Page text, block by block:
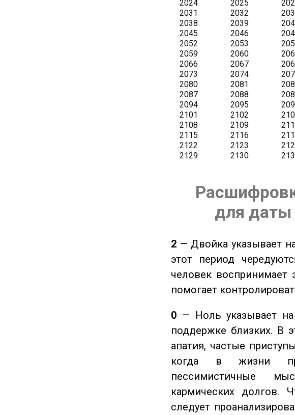
для
2 — Двойка указывает
этот период
человек воспринимает
помогает
0 — Ноль указывает
поддержке близких. В
апатия, частые
когда в жизни
пессимистичные
кармических долгов.
следует